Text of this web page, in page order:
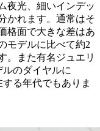
夜光、細いインデッ
かれます。通常はそ
格面で大きな差はあ
モデルに比べて約2
。また有名ジュエリ
のダイヤルに
る年代でもありま